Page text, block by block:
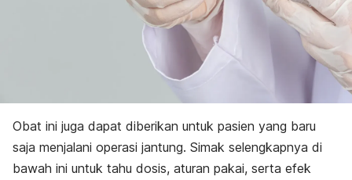
Obat ini juga dapat diberikan untuk pasien yang baru
saja menjalani operasi jantung. Simak selengkapnya di
bawah ini untuk tahu dosis, aturan pakai, serta efek